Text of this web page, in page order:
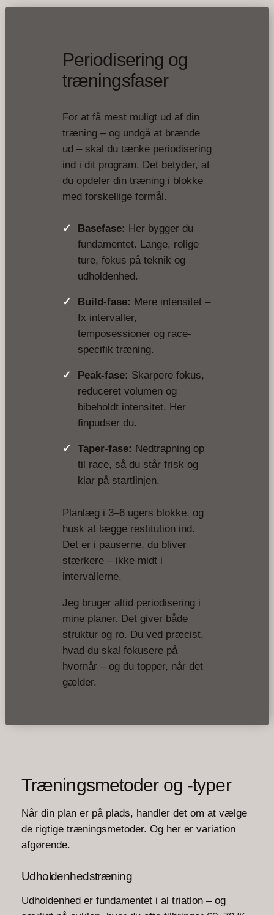
Periodisering og
træningsfaser
For at få mest muligt ud af din
træning – og undgå at brænde
ud – skal du tænke periodisering
ind i dit program. Det betyder, at
du opdeler din træning i blokke
med forskellige formål.
Basefase: Her bygger du
fundamentet. Lange, rolige
ture, fokus på teknik og
udholdenhed.
Build-fase: Mere intensitet –
fx intervaller,
temposessioner og race-
specifik træning.
Peak-fase: Skarpere fokus,
reduceret volumen og
bibeholdt intensitet. Her
finpudser du.
Taper-fase: Nedtrapning op
til race, så du står frisk og
klar på startlinjen.
Planlæg i 3–6 ugers blokke, og
husk at lægge restitution ind.
Det er i pauserne, du bliver
stærkere – ikke midt i
intervallerne.
Jeg bruger altid periodisering i
mine planer. Det giver både
struktur og ro. Du ved præcist,
hvad du skal fokusere på
hvornår – og du topper, når det
gælder.
Træningsmetoder og -typer
Når din plan er på plads, handler det om at vælge
de rigtige træningsmetoder. Og her er variation
afgørende.
Udholdenhedstræning
Udholdenhed er fundamentet i al triatlon – og